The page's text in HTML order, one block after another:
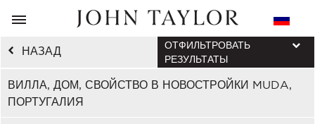
НАЗАД
ВИЛЛА, ДОМ, СВОЙСТВО В НОВОСТРОЙКИ MUDA,
ПОРТУГАЛИЯ
ОТФИЛЬТРОВАТЬ
РЕЗУЛЬТАТЫ